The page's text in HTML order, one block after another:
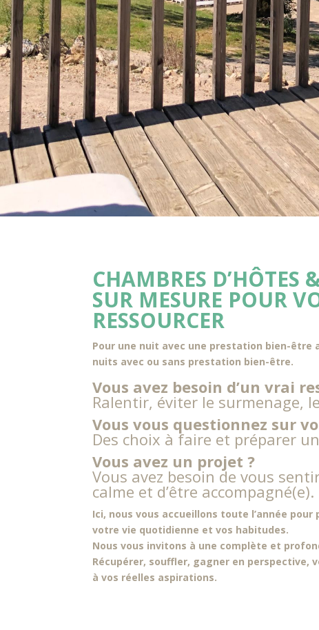
CHAMBRES D’HÔTES
SUR MESURE POUR
RESSOURCER
Pour une nuit avec une prestation bien-être
nuits avec ou sans prestation bien-être.
Vous avez besoin d’un vrai
Ralentir, éviter le surmenage,
Vous vous questionnez sur
Des choix à faire et préparer
Vous avez un projet ?
Vous avez besoin de vous
calme et d’être accompagné(e).
Ici, nous vous accueillons toute l’année pour
votre vie quotidienne et vos habitudes.
Nous vous invitons à une complète et
Récupérer, souffler, gagner en perspective,
à vos réelles aspirations.